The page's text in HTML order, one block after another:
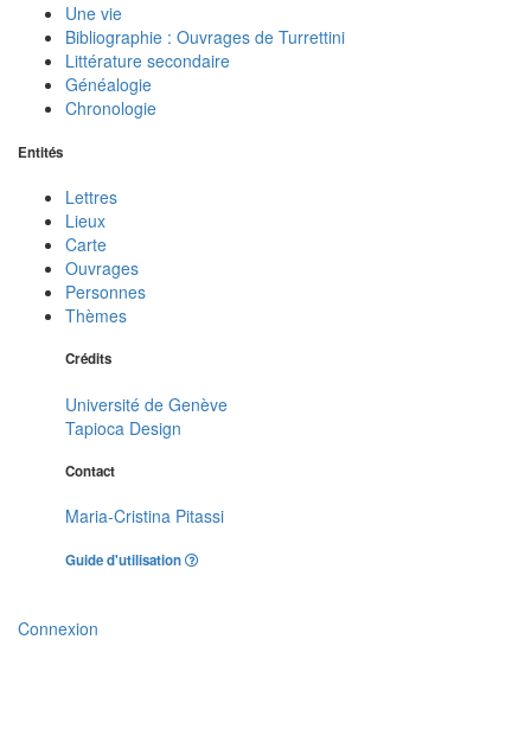
Une vie
Bibliographie : Ouvrages de Turrettini
Littérature secondaire
Généalogie
Chronologie
Entités
Lettres
Lieux
Carte
Ouvrages
Personnes
Thèmes
Crédits
Université de Genève
Tapioca Design
Contact
Maria-Cristina Pitassi
Guide d'utilisation
Connexion